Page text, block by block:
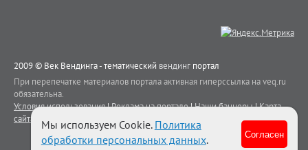
2009 © Век Вендинга - тематический вендинг портал
При перепечатке материалов портала активная гиперссылка на veq.ru
обязательна.
Условия использования|Реклама на портале|Наши баннеры|Карта
сайта
Контакты
Мы используем Cookie. Политика
обработки персональных данных. Согласен